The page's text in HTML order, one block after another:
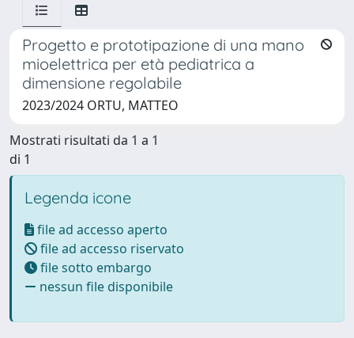
Progetto e prototipazione di una mano
mioelettrica per età pediatrica a
dimensione regolabile
2023/2024 ORTU, MATTEO
Mostrati risultati da 1 a 1
di 1
Legenda icone
file ad accesso aperto
file ad accesso riservato
file sotto embargo
nessun file disponibile